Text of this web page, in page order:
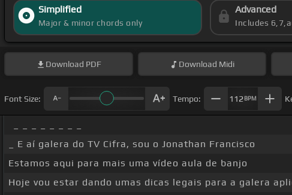
Simplified
Major & minor chords only
Advanced
Includes
Download PDF Download Midi
Font Size: Tempo: 112 BPM
_ E aí galera do TV Cifra, sou o Jonathan Francisco
Estamos aqui para mais uma vídeo aula de banjo
Hoje vou estar dando umas dicas legais para a galera